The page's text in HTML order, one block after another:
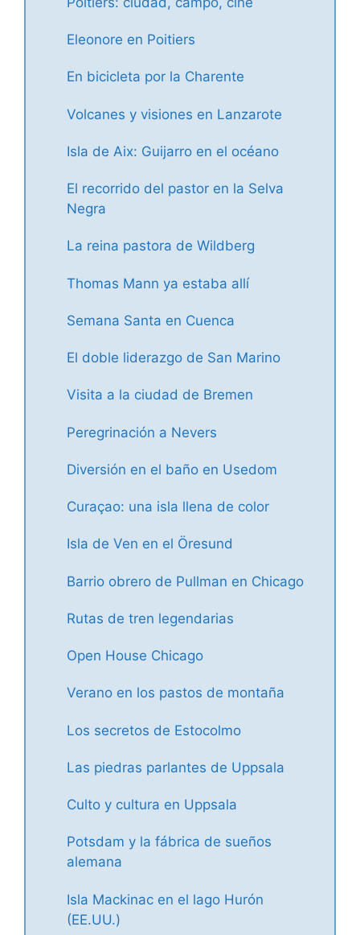
Eleonore en Poitiers
En bicicleta por la Charente
Volcanes y visiones en Lanzarote
Isla de Aix: Guijarro en el océano
El recorrido del pastor en la Selva
Negra
La reina pastora de Wildberg
Thomas Mann ya estaba allí
Semana Santa en Cuenca
El doble liderazgo de San Marino
Visita a la ciudad de Bremen
Peregrinación a Nevers
Diversión en el baño en Usedom
Curaçao: una isla llena de color
Isla de Ven en el Öresund
Barrio obrero de Pullman en Chicago
Rutas de tren legendarias
Open House Chicago
Verano en los pastos de montaña
Los secretos de Estocolmo
Las piedras parlantes de Uppsala
Culto y cultura en Uppsala
Potsdam y la fábrica de sueños
alemana
Isla Mackinac en el lago Hurón
(EE.UU.)